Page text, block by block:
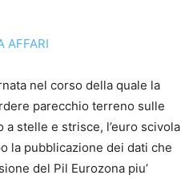
AFFARI
nel corso della quale la
parecchio terreno sulle
stelle e strisce, l’euro scivola
la pubblicazione dei dati che
del Pil Eurozona piu’